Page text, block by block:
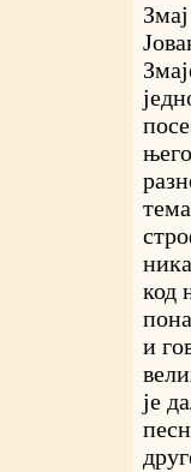
код
и
је